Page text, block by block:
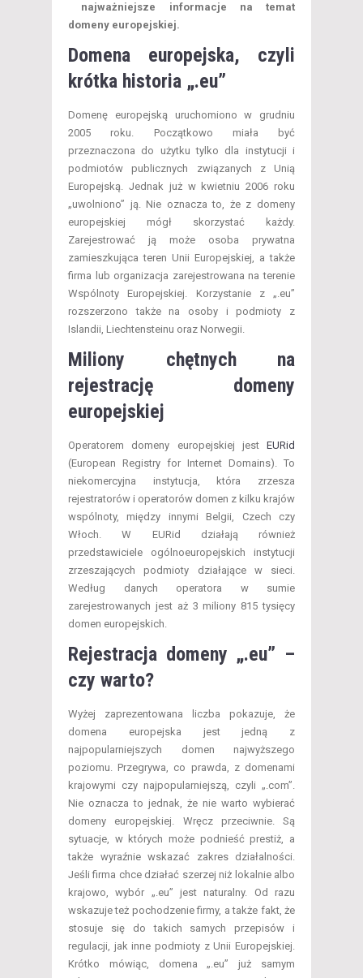
najważniejsze informacje na temat
domeny europejskiej.
Domena europejska, czyli
krótka historia „.eu”
Domenę europejską uruchomiono w grudniu
2005 roku. Początkowo miała być
przeznaczona do użytku tylko dla instytucji i
podmiotów publicznych związanych z Unią
Europejską. Jednak już w kwietniu 2006 roku
„uwolniono” ją. Nie oznacza to, że z domeny
europejskiej mógł skorzystać każdy.
Zarejestrować ją może osoba prywatna
zamieszkująca teren Unii Europejskiej, a także
firma lub organizacja zarejestrowana na terenie
Wspólnoty Europejskiej. Korzystanie z „.eu”
rozszerzono także na osoby i podmioty z
Islandii, Liechtensteinu oraz Norwegii.
Miliony chętnych na
rejestrację domeny
europejskiej
Operatorem domeny europejskiej jest EURid
(European Registry for Internet Domains). To
niekomercyjna instytucja, która zrzesza
rejestratorów i operatorów domen z kilku krajów
wspólnoty, między innymi Belgii, Czech czy
Włoch. W EURid działają również
przedstawiciele ogólnoeuropejskich instytucji
zrzeszających podmioty działające w sieci.
Według danych operatora w sumie
zarejestrowanych jest aż 3 miliony 815 tysięcy
domen europejskich.
Rejestracja domeny „.eu” –
czy warto?
Wyżej zaprezentowana liczba pokazuje, że
domena europejska jest jedną z
najpopularniejszych domen najwyższego
poziomu. Przegrywa, co prawda, z domenami
krajowymi czy najpopularniejszą, czyli „.com”.
Nie oznacza to jednak, że nie warto wybierać
domeny europejskiej. Wręcz przeciwnie. Są
sytuacje, w których może podnieść prestiż, a
także wyraźnie wskazać zakres działalności.
Jeśli firma chce działać szerzej niż lokalnie albo
krajowo, wybór „.eu” jest naturalny. Od razu
wskazuje też pochodzenie firmy, a także fakt, że
stosuje się do takich samych przepisów i
regulacji, jak inne podmioty z Unii Europejskiej.
Krótko mówiąc, domena „.eu” już samym